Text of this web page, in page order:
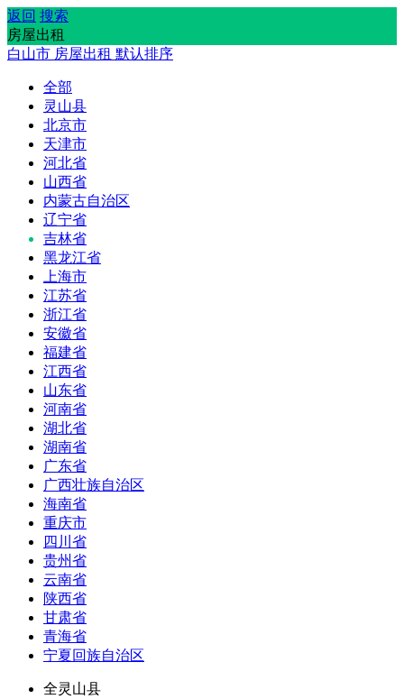
返回 搜索
房屋出租
白山市 房屋出租 默认排序
全部
灵山县
北京市
天津市
河北省
山西省
内蒙古自治区
辽宁省
吉林省
黑龙江省
上海市
江苏省
浙江省
安徽省
福建省
江西省
山东省
河南省
湖北省
湖南省
广东省
广西壮族自治区
海南省
重庆市
四川省
贵州省
云南省
陕西省
甘肃省
青海省
宁夏回族自治区
全灵山县